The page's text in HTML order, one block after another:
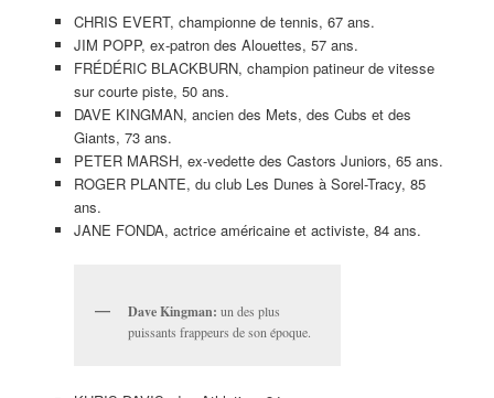
CHRIS EVERT, championne de tennis, 67 ans.
JIM POPP, ex-patron des Alouettes, 57 ans.
FRÉDÉRIC BLACKBURN, champion patineur de vitesse
sur courte piste, 50 ans.
DAVE KINGMAN, ancien des Mets, des Cubs et des
Giants, 73 ans.
PETER MARSH, ex-vedette des Castors Juniors, 65 ans.
ROGER PLANTE, du club Les Dunes à Sorel-Tracy, 85
ans.
JANE FONDA, actrice américaine et activiste, 84 ans.
Dave Kingman: un des plus
puissants frappeurs de son époque.